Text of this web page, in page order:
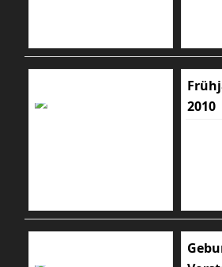
2010